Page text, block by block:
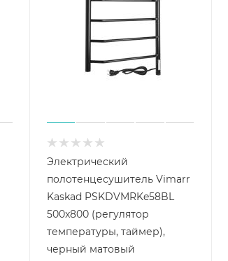
Электрический
полотенцесушитель Vimarr
Kaskad PSKDVMRKe58BL
500x800 (регулятор
температуры, таймер),
черный матовый